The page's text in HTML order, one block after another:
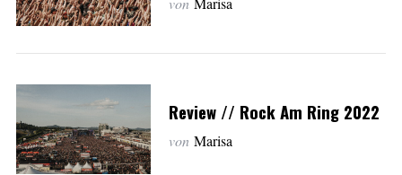
Review // Rock Am Ring 2022
von Marisa